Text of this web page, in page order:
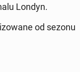
Londyn.
od sezonu